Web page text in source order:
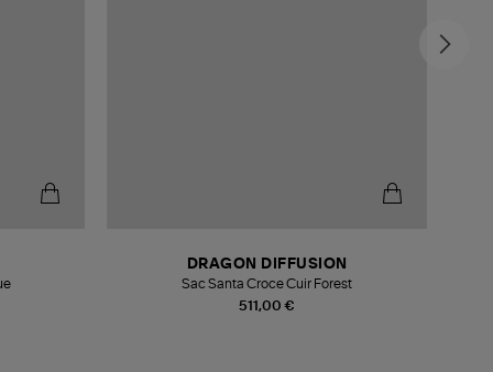
511,00 €
DRAGON DIFFUSION
Sac Santa Croce Cuir Forest